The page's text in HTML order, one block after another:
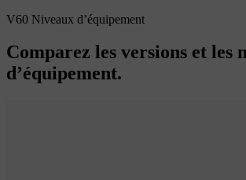
V60 Niveaux d’équipement
Comparez les versions et les
d’équipement.